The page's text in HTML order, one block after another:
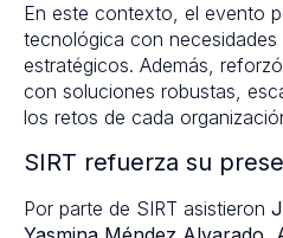
En este contexto, el evento
tecnológica con necesidades
estratégicos. Además,
con soluciones robustas,
los retos de cada
SIRT refuerza su
Por parte de SIRT asistieron